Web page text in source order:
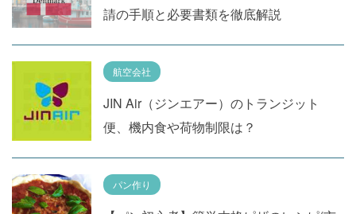
請の手順と必要書類を徹底解説
航空会社
JIN Air（ジンエアー）のトランジット
便、機内食や荷物制限は？
パン作り